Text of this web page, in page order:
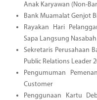
Anak Karyawan (Non-
Bank Muamalat Genjot
Rayakan Hari
Sapa Langsung Nasabah
Sekretaris Perusahaan
Public Relations Leader
Pengumuman
Customer
Penggunaan Kartu